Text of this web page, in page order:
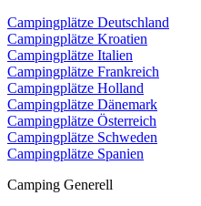
Campingplätze Deutschland
Campingplätze Kroatien
Campingplätze Italien
Campingplätze Frankreich
Campingplätze Holland
Campingplätze Dänemark
Campingplätze Österreich
Campingplätze Schweden
Campingplätze Spanien
Camping Generell